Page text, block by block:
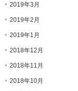
2019年3月
2019年2月
2019年1月
2018年12月
2018年11月
2018年10月